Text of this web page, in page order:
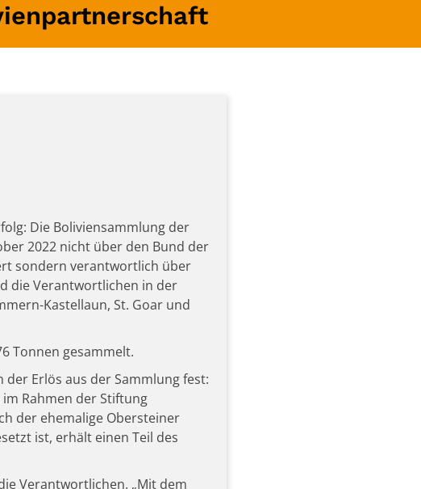
Die Boliviensammlung der
2022 nicht über den Bund der
sondern verantwortlich über
die Verantwortlichen in der
Kastellaun, St. Goar und
Tonnen gesammelt.
Erlös aus der Sammlung fest:
Rahmen der Stiftung
der ehemalige Obersteiner
ist, erhält einen Teil des
Verantwortlichen. „Mit dem